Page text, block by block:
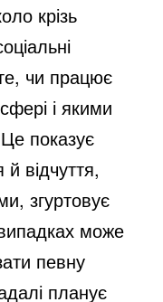
крізь
чи працює
і якими
показує
відчуття,
згуртовує
може
певну
планує